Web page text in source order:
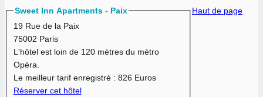
Sweet Inn Apartments - Paix
19 Rue de la Paix
75002 Paris
L'hôtel est loin de 120 mètres du métro
Opéra.
Le meilleur tarif enregistré : 826 Euros
Réserver cet hôtel
Haut de page